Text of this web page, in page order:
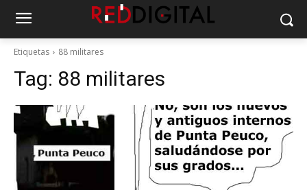
Etiquetas 88 militares
Tag: 88 militares